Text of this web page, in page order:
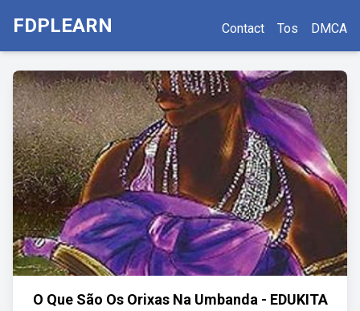
FDPLEARN Contact Tos DMCA
O Que São Os Orixas Na Umbanda - EDUKITA